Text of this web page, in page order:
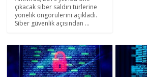
çıkacak siber saldırı türlerine
yönelik öngörülerini açıkladı.
Siber güvenlik açısından ...